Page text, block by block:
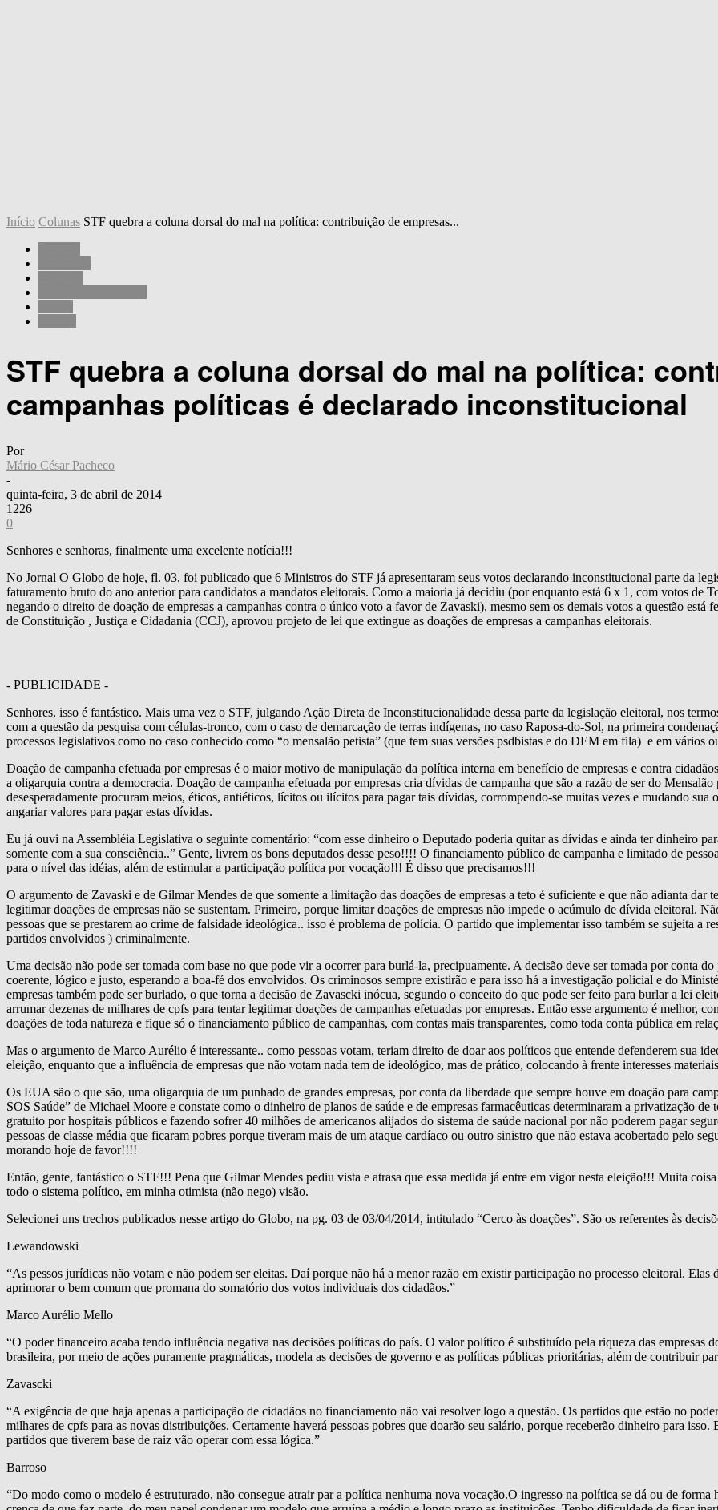
Início Colunas STF quebra a coluna dorsal do mal na política: contribuição de empresas...
STF quebra a coluna dorsal do mal na política:
campanhas políticas é declarado inconstitucional
Por
Mário César Pacheco
-
quinta-feira, 3 de abril de 2014
1226
0
Senhores e senhoras, finalmente uma excelente notícia!!!
No Jornal O Globo de hoje, fl. 03, foi publicado que 6 Ministros do STF já apresentaram seus votos declarando inconstitucional parte da
faturamento bruto do ano anterior para candidatos a mandatos eleitorais. Como a maioria já decidiu (por enquanto está 6 x 1, com votos
negando o direito de doação de empresas a campanhas contra o único voto a favor de Zavaski), mesmo sem os demais votos a questão está
de Constituição , Justiça e Cidadania (CCJ), aprovou projeto de lei que extingue as doações de empresas a campanhas eleitorais.
- PUBLICIDADE -
Senhores, isso é fantástico. Mais uma vez o STF, julgando Ação Direta de Inconstitucionalidade dessa parte da legislação eleitoral, nos
com a questão da pesquisa com células-tronco, com o caso de demarcação de terras indígenas, no caso Raposa-do-Sol, na primeira
processos legislativos como no caso conhecido como “o mensalão petista” (que tem suas versões psdbistas e do DEM em fila) e em vários
Doação de campanha efetuada por empresas é o maior motivo de manipulação da política interna em benefício de empresas e contra
a oligarquia contra a democracia. Doação de campanha efetuada por empresas cria dívidas de campanha que são a razão de ser do
desesperadamente procuram meios, éticos, antiéticos, lícitos ou ilícitos para pagar tais dívidas, corrompendo-se muitas vezes e mudando
angariar valores para pagar estas dívidas.
Eu já ouvi na Assembléia Legislativa o seguinte comentário: “com esse dinheiro o Deputado poderia quitar as dívidas e ainda ter dinheiro
somente com a sua consciência..” Gente, livrem os bons deputados desse peso!!!! O financiamento público de campanha e limitado de
para o nível das idéias, além de estimular a participação política por vocação!!! É disso que precisamos!!!
O argumento de Zavaski e de Gilmar Mendes de que somente a limitação das doações de empresas a teto é suficiente e que não adianta dar
legitimar doações de empresas não se sustentam. Primeiro, porque limitar doações de empresas não impede o acúmulo de dívida eleitoral.
pessoas que se prestarem ao crime de falsidade ideológica.. isso é problema de polícia. O partido que implementar isso também se sujeita a
partidos envolvidos ) criminalmente.
Uma decisão não pode ser tomada com base no que pode vir a ocorrer para burlá-la, precipuamente. A decisão deve ser tomada por conta
coerente, lógico e justo, esperando a boa-fé dos envolvidos. Os criminosos sempre existirão e para isso há a investigação policial e do
empresas também pode ser burlado, o que torna a decisão de Zavascki inócua, segundo o conceito do que pode ser feito para burlar a lei
arrumar dezenas de milhares de cpfs para tentar legitimar doações de campanhas efetuadas por empresas. Então esse argumento é melhor,
doações de toda natureza e fique só o financiamento público de campanhas, com contas mais transparentes, como toda conta pública em
Mas o argumento de Marco Aurélio é interessante.. como pessoas votam, teriam direito de doar aos políticos que entende defenderem sua
eleição, enquanto que a influência de empresas que não votam nada tem de ideológico, mas de prático, colocando à frente interesses
Os EUA são o que são, uma oligarquia de um punhado de grandes empresas, por conta da liberdade que sempre houve em doação para
SOS Saúde” de Michael Moore e constate como o dinheiro de planos de saúde e de empresas farmacêuticas determinaram a privatização
gratuito por hospitais públicos e fazendo sofrer 40 milhões de americanos alijados do sistema de saúde nacional por não poderem pagar
pessoas de classe média que ficaram pobres porque tiveram mais de um ataque cardíaco ou outro sinistro que não estava acobertado pelo
morando hoje de favor!!!!
Então, gente, fantástico o STF!!! Pena que Gilmar Mendes pediu vista e atrasa que essa medida já entre em vigor nesta eleição!!! Muita
todo o sistema político, em minha otimista (não nego) visão.
Selecionei uns trechos publicados nesse artigo do Globo, na pg. 03 de 03/04/2014, intitulado “Cerco às doações”. São os referentes às
Lewandowski
“As pessos jurídicas não votam e não podem ser eleitas. Daí porque não há a menor razão em existir participação no processo eleitoral.
aprimorar o bem comum que promana do somatório dos votos individuais dos cidadãos.”
Marco Aurélio Mello
“O poder financeiro acaba tendo influência negativa nas decisões políticas do país. O valor político é substituído pela riqueza das empresas
brasileira, por meio de ações puramente pragmáticas, modela as decisões de governo e as políticas públicas prioritárias, além de contribuir
Zavascki
“A exigência de que haja apenas a participação de cidadãos no financiamento não vai resolver logo a questão. Os partidos que estão no
milhares de cpfs para as novas distribuições. Certamente haverá pessoas pobres que doarão seu salário, porque receberão dinheiro para
partidos que tiverem base de raiz vão operar com essa lógica.”
Barroso
“Do modo como o modelo é estruturado, não consegue atrair par a política nenhuma nova vocação.O ingresso na política se dá ou de